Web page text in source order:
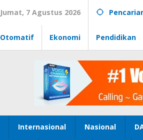
Jumat, 7 Agustus 2026
Otomatif Ekonomi Pendidikan
Internasional Nasional